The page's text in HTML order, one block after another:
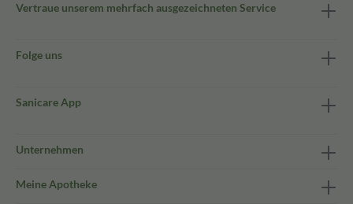
Vertraue unserem mehrfach ausgezeichneten Service
Folge uns
Sanicare App
Unternehmen
Meine Apotheke